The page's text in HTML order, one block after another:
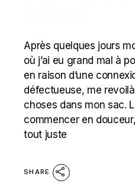
Après quelques jours
où j’ai eu grand mal à
en raison d’une
défectueuse, me
choses dans mon sac.
commencer en
tout juste
SHARE